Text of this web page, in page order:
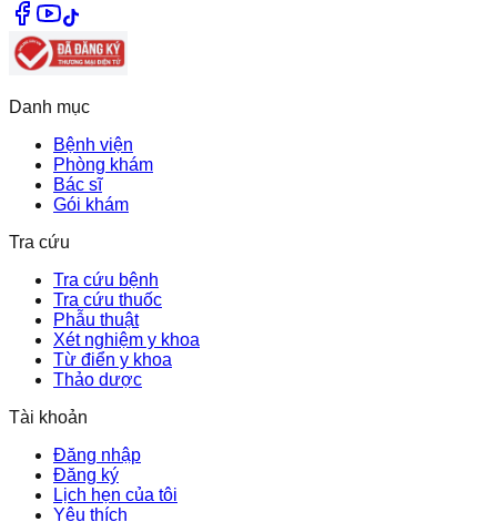
Danh mục
Bệnh viện
Phòng khám
Bác sĩ
Gói khám
Tra cứu
Tra cứu bệnh
Tra cứu thuốc
Phẫu thuật
Xét nghiệm y khoa
Từ điển y khoa
Thảo dược
Tài khoản
Đăng nhập
Đăng ký
Lịch hẹn của tôi
Yêu thích